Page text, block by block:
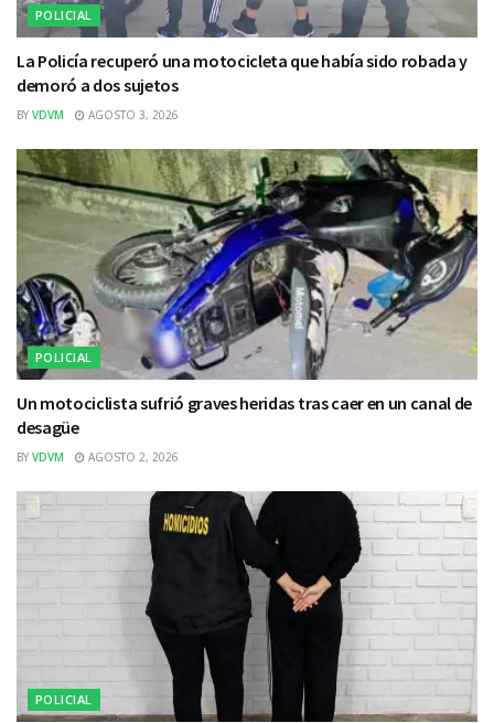
POLICIAL
La Policía recuperó una motocicleta que había sido robada y
demoró a dos sujetos
BY VDVM AGOSTO 3, 2026
POLICIAL
Un motociclista sufrió graves heridas tras caer en un canal de
desagüe
BY VDVM AGOSTO 2, 2026
POLICIAL